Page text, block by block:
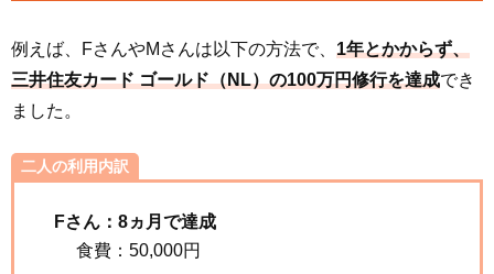
例えば、FさんやMさんは以下の方法で、 1年とかからず、
三井住友カード ゴールド（NL）の100万円修行を達成でき
ました。
二人の利用内訳
Fさん：8ヵ月で達成
食費：50,000円